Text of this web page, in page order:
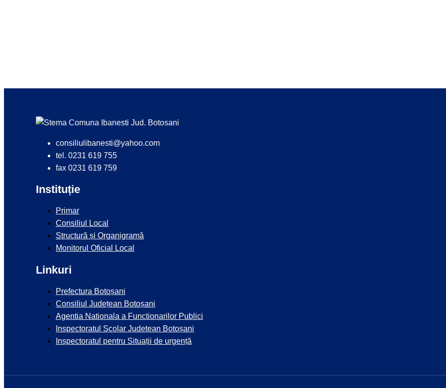
consiliulibanesti@yahoo.com
tel. 0231 619 755
fax 0231 619 759
Instituție
Primar
Consiliul Local
Structură și Organigramă
Monitorul Oficial Local
Linkuri
Prefectura Botoșani
Consiliul Județean Botoșani
Agentia Nationala a Functionarilor Publici
Inspectoratul Scolar Judetean Botoșani
Inspectoratul pentru Situații de urgență